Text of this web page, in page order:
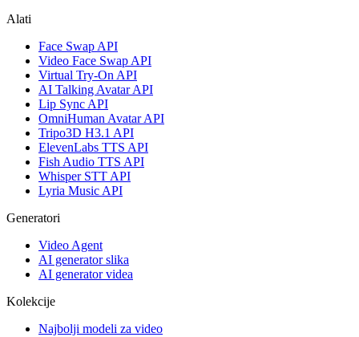
Alati
Face Swap API
Video Face Swap API
Virtual Try-On API
AI Talking Avatar API
Lip Sync API
OmniHuman Avatar API
Tripo3D H3.1 API
ElevenLabs TTS API
Fish Audio TTS API
Whisper STT API
Lyria Music API
Generatori
Video Agent
AI generator slika
AI generator videa
Kolekcije
Najbolji modeli za video